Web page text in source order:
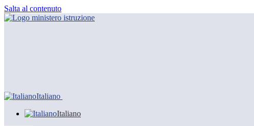
Salta al contenuto
Italiano
Italiano